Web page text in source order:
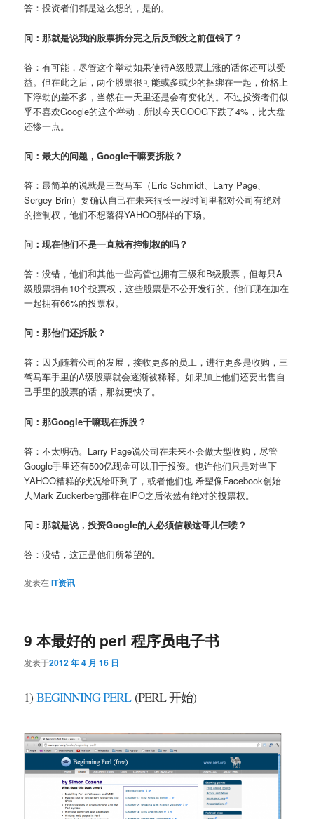
答：投资者们都是这么想的，是的。
问：那就是说我的股票拆分完之后反到没之前值钱了？
答：有可能，尽管这个举动如果使得A级股票上涨的话你还可以受
益。但在此之后，两个股票很可能或多或少的捆绑在一起，价格上
下浮动的差不多，当然在一天里还是会有变化的。不过投资者们似
乎不喜欢Google的这个举动，所以今天GOOG下跌了4%，比大盘
还惨一点。
问：最大的问题，Google干嘛要拆股？
答：最简单的说就是三驾马车（Eric Schmidt、Larry Page、
Sergey Brin）要确认自己在未来很长一段时间里都对公司有绝对
的控制权，他们不想落得YAHOO那样的下场。
问：现在他们不是一直就有控制权的吗？
答：没错，他们和其他一些高管也拥有三级和B级股票，但每只A
级股票拥有10个投票权，这些股票是不公开发行的。他们现在加在
一起拥有66%的投票权。
问：那他们还拆股？
答：因为随着公司的发展，接收更多的员工，进行更多是收购，三
驾马车手里的A级股票就会逐渐被稀释。如果加上他们还要出售自
己手里的股票的话，那就更快了。
问：那Google干嘛现在拆股？
答：不太明确。Larry Page说公司在未来不会做大型收购，尽管
Google手里还有500亿现金可以用于投资。也许他们只是对当下
YAHOO糟糕的状况给吓到了，或者他们也 希望像Facebook创始
人Mark Zuckerberg那样在IPO之后依然有绝对的投票权。
问：那就是说，投资Google的人必须信赖这哥儿仨喽？
答：没错，这正是他们所希望的。
发表在IT资讯
9 本最好的 perl 程序员电子书
发表于2012 年 4 月 16 日
1) BEGINNING PERL(PERL 开始)